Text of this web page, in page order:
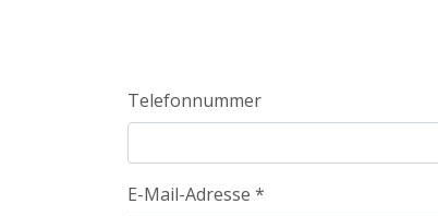
Telefonnummer
E-Mail-Adresse *